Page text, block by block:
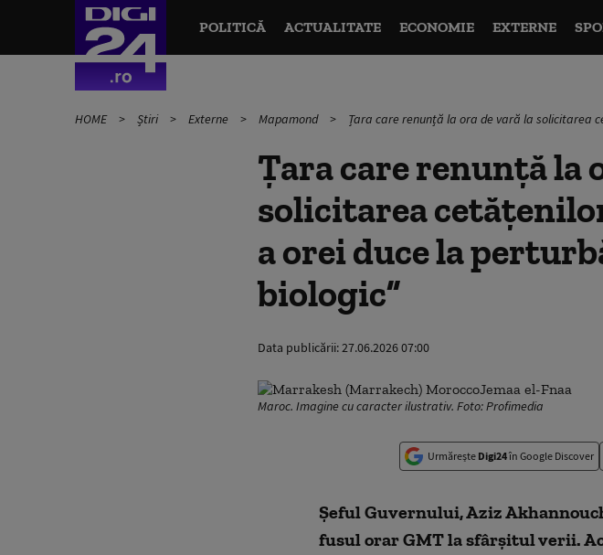
POLITICĂ ACTUALITATE ECONOMIE EXTERNE
HOME Știri Externe Mapamond Țara care renunță la ora de vară la solicitarea
Țara care renunță la
solicitarea
a orei duce la
biologic”
Data publicării:27.06.2026 07:00
Maroc. Imagine cu caracter ilustrativ. Foto: Profimedia
Urmărește Digi24în Google Discover
Șeful Guvernului, Aziz
fusul orar GMT la sfârșitul verii.